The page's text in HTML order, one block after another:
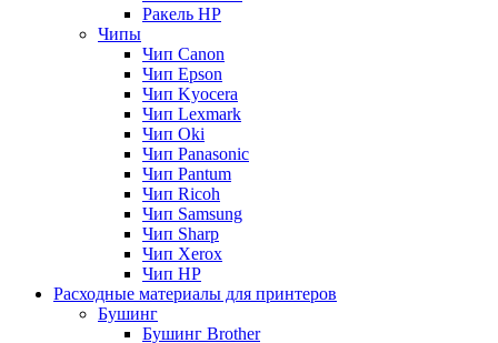
Ракель НР
Чипы
Чип Canon
Чип Epson
Чип Kyocera
Чип Lexmark
Чип Oki
Чип Panasonic
Чип Pantum
Чип Ricoh
Чип Samsung
Чип Sharp
Чип Xerox
Чип НР
Расходные материалы для принтеров
Бушинг
Бушинг Brother